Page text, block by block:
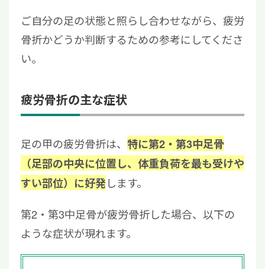
ご自分の足の状態と照らし合わせながら、疲労
骨折かどうか判断するための参考にしてくださ
い。
疲労骨折の主な症状
足の甲の疲労骨折は、 特に第2・第3中足骨
（足部の中央に位置し、体重負荷を最も受けや
すい部位）に好発します。
第2・第3中足骨が疲労骨折した場合、以下の
ような症状が現れます。